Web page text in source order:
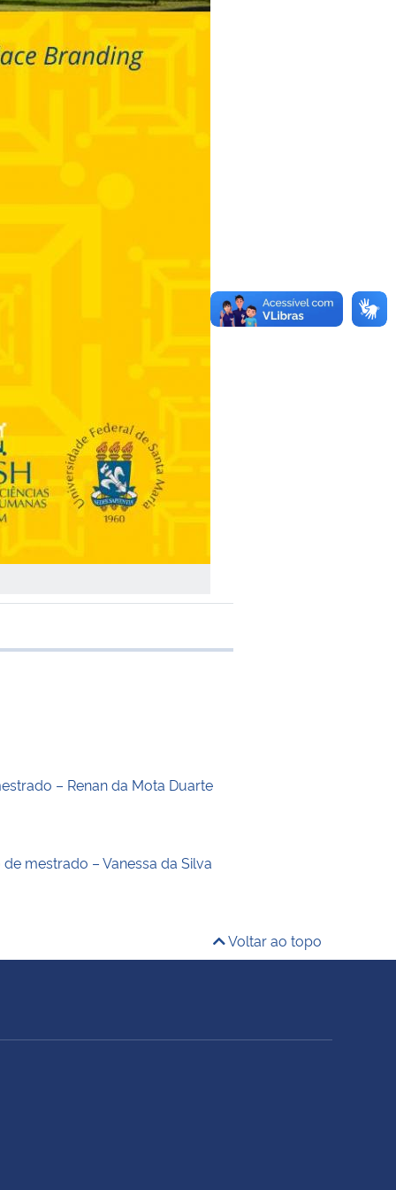
transferência
– Renan da Mota Duarte
mestrado – Vanessa da Silva
Voltar ao topo